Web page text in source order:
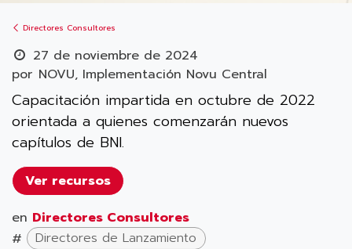
Directores Consultores
27 de noviembre de 2024
por NOVU, Implementación Novu Central
Capacitación impartida en octubre de 2022
orientada a quienes comenzarán nuevos
capítulos de BNI.
Ver recursos
en Directores Consultores
#
Directores de Lanzamiento